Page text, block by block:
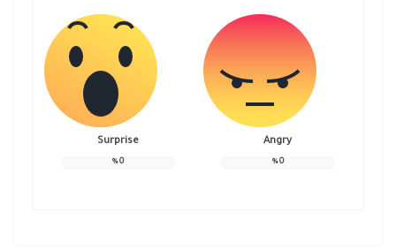
Angry
0
%
Surprise
0
%